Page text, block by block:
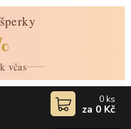
včas
0 ks
za 0 Kč